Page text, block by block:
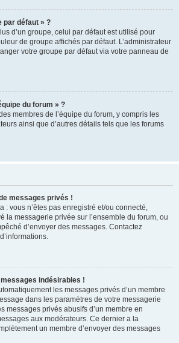
par défaut » ?
d’un groupe, celui par défaut est utilisé pour
de groupe affichés par défaut. L’administrateur
votre groupe par défaut via votre panneau de
du forum » ?
membres de l’équipe du forum, y compris les
ainsi que d’autres détails tels que les forums
messages privés !
: vous n’êtes pas enregistré et/ou connecté,
la messagerie privée sur l’ensemble du forum, ou
d’envoyer des messages. Contactez
indésirables !
les messages privés d’un membre
dans les paramètres de votre messagerie
messages privés abusifs d’un membre en
aux modérateurs. Ce dernier a la
un membre d’envoyer des messages